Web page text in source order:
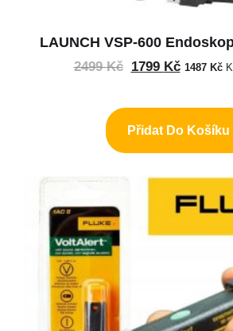
LAUNCH VSP-600
2499Kč 1799 Kč 1487 Kč
Přidat Do Košíku